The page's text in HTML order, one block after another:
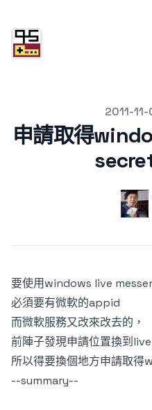
2011-
申請取得
要使用windows live
必須要有微軟的appid
而微軟服務又改來改去的，
前陣子發現申請位置換到
所以得要換個地方申請取
--summary--